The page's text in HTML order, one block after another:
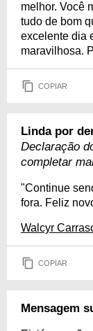
melhor. Você
tudo de bom
excelente dia
maravilhosa.
COPIAR
Linda por
Declaração
completar
"Continue
fora. Feliz
Walcyr
COPIAR
Mensagem